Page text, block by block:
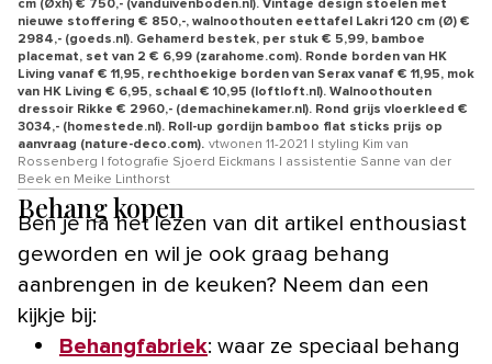
cm (Øxh) € 750,- (vanduivenboden.nl). Vintage design stoelen met
nieuwe stoffering € 850,-, walnoothouten eettafel Lakri 120 cm (Ø) €
2984,- (goeds.nl). Gehamerd bestek, per stuk € 5,99, bamboe
placemat, set van 2 € 6,99 (zarahome.com). Ronde borden van HK
Living vanaf € 11,95, rechthoekige borden van Serax vanaf € 11,95, mok
van HK Living € 6,95, schaal € 10,95 (loftloft.nl). Walnoothouten
dressoir Rikke € 2960,- (demachinekamer.nl). Rond grijs vloerkleed €
3034,- (homestede.nl). Roll-up gordijn bamboo flat sticks prijs op
aanvraag (nature-deco.com). vtwonen 11-2021 | styling Kim van
Rossenberg | fotografie Sjoerd Eickmans | assistentie Sanne van der
Beek en Meike Linthorst
Behang kopen
Ben je na het lezen van dit artikel enthousiast
geworden en wil je ook graag behang
aanbrengen in de keuken? Neem dan een
kijkje bij:
Behangfabriek: waar ze speciaal behang